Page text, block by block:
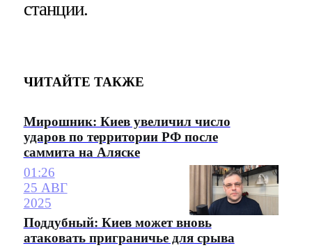
станции.
ЧИТАЙТЕ ТАКЖЕ
Мирошник: Киев увеличил число
ударов по территории РФ после
саммита на Аляске
01:26
25 АВГ
2025
Поддубный: Киев может вновь
атаковать приграничье для срыва